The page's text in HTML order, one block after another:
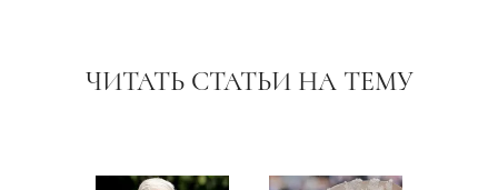
ЧИТАТЬ СТАТЬИ НА ТЕМУ